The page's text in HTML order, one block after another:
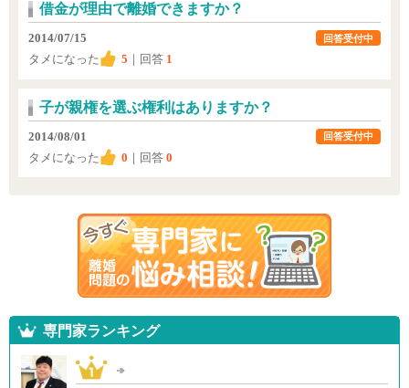
借金が理由で離婚できますか？
2014/07/15
タメになった
5 ｜回答 1
回答受付中
子が親権を選ぶ権利はありますか？
2014/08/01
タメになった
0 ｜回答 0
回答受付中
専門家ランキング